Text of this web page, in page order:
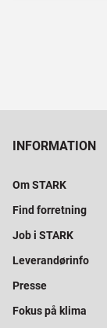
INFORMATION
Om STARK
Find forretning
Job i STARK
Leverandørinfo
Presse
Fokus på klima